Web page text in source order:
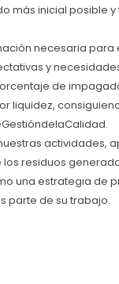
más inicial posible
necesaria
y
de
liquidez,
actividades,
residuos
una estrategia de
parte de su trabajo.